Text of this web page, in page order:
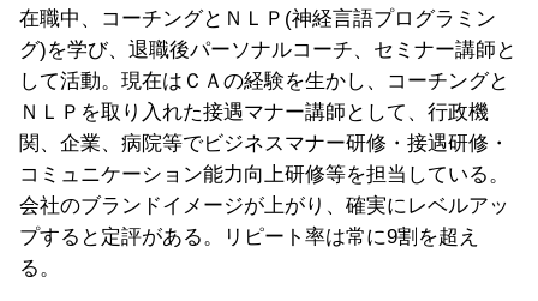
在職中、コーチングとＮＬＰ(神経言語プログラミン
グ)を学び、退職後パーソナルコーチ、セミナー講師と
して活動。現在はＣＡの経験を生かし、コーチングと
ＮＬＰを取り入れた接遇マナー講師として、行政機
関、企業、病院等でビジネスマナー研修 ・接遇研修・
コミュニケーション能力向上研修等を担当している。
会社のブランドイメージが上がり、確実にレベルアッ
プすると定評がある。リピート率は常に9割を超え
る。